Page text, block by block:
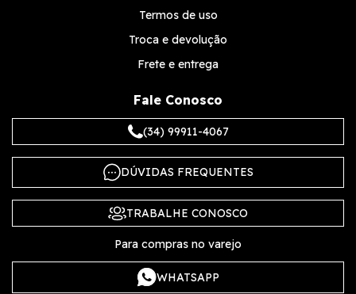
Termos de uso
Troca e devolução
Frete e entrega
Fale Conosco
(34) 99911-4067
DÚVIDAS FREQUENTES
TRABALHE CONOSCO
Para compras no varejo
WHATSAPP